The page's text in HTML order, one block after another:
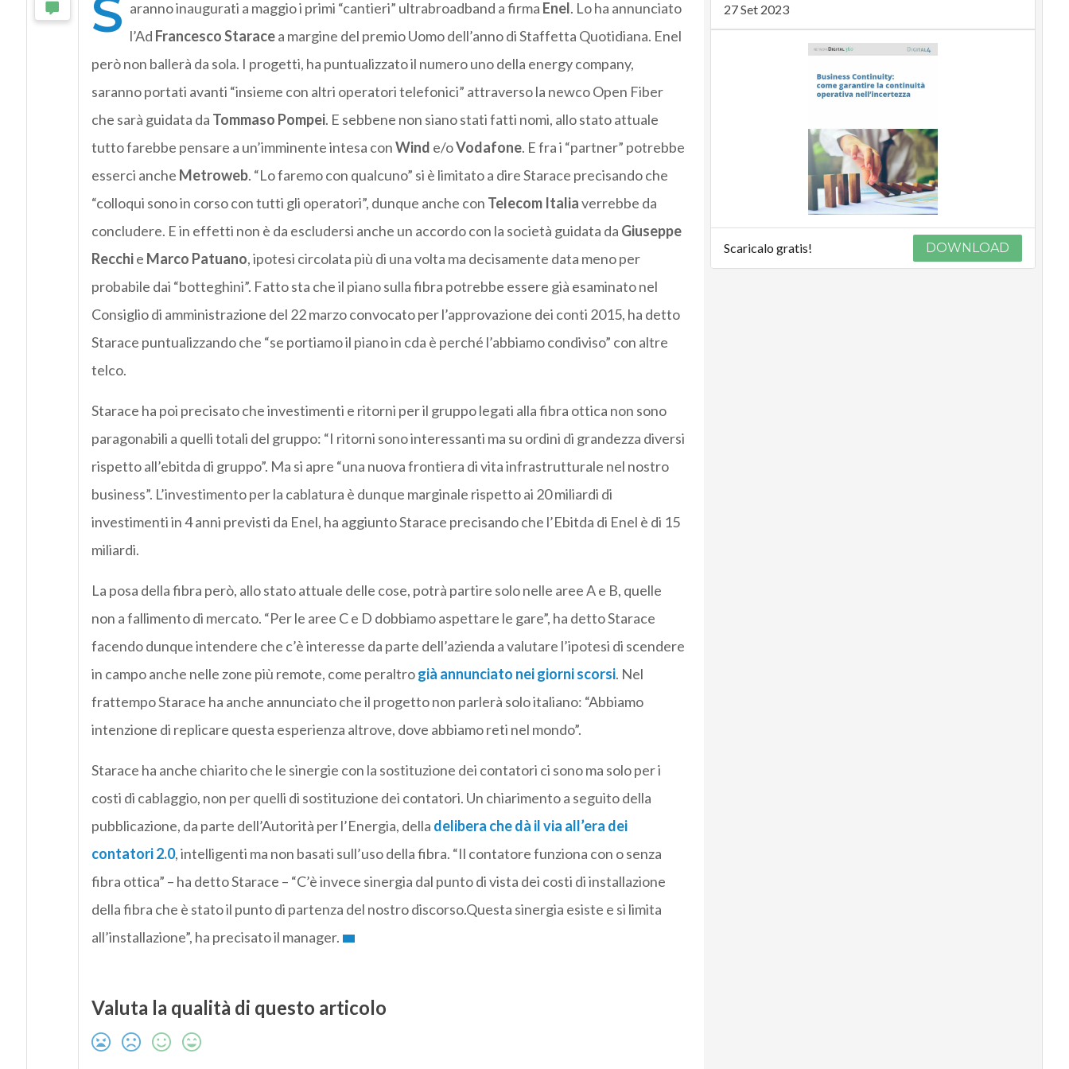
S aranno inaugurati a maggio i primi “cantieri” ultrabroadband a firma Enel. Lo ha annunciato
l’Ad Francesco Staracea margine del premio Uomo dell’anno di Staffetta Quotidiana. Enel
però non ballerà da sola. I progetti, ha puntualizzato il numero uno della energy company,
saranno portati avanti “insieme con altri operatori telefonici” attraverso la newco Open Fiber
che sarà guidata da Tommaso Pompei. E sebbene non siano stati fatti nomi, allo stato attuale
tutto farebbe pensare a un’imminente intesa conWind e/oVodafone. E fra i “partner” potrebbe
esserci anche Metroweb. “Lo faremo con qualcuno” si è limitato a dire Starace precisando che
“colloqui sono in corso con tutti gli operatori”, dunque anche con Telecom Italiaverrebbe da
concludere. E in effetti non è da escludersi anche un accordo con la società guidata da Giuseppe
Recchie Marco Patuano, ipotesi circolata più di una volta ma decisamente data meno per
probabile dai “botteghini”. Fatto sta che il piano sulla fibra potrebbe essere già esaminato nel
Consiglio di amministrazione del 22 marzo convocato per l’approvazione dei conti 2015, ha detto
Starace puntualizzando che “se portiamo il piano in cda è perché l’abbiamo condiviso” con altre
telco.
Starace ha poi precisato che investimenti e ritorni per il gruppo legati alla fibra ottica non sono
paragonabili a quelli totali del gruppo: “I ritorni sono interessanti ma su ordini di grandezza diversi
rispetto all’ebitda di gruppo”. Ma si apre “una nuova frontiera di vita infrastrutturale nel nostro
business”. L’investimento per la cablatura è dunque marginale rispetto ai 20 miliardi di
investimenti in 4 anni previsti da Enel, ha aggiunto Starace precisando che l’Ebitda di Enel è di 15
miliardi.
La posa della fibra però, allo stato attuale delle cose, potrà partire solo nelle aree A e B, quelle
non a fallimento di mercato. “Per le aree C e D dobbiamo aspettare le gare”, ha detto Starace
facendo dunque intendere che c’è interesse da parte dell’azienda a valutare l’ipotesi di scendere
in campo anche nelle zone più remote, come peraltrogià annunciato nei giorni scorsi. Nel
frattempo Starace ha anche annunciato che il progetto non parlerà solo italiano: “Abbiamo
intenzione di replicare questa esperienza altrove, dove abbiamo reti nel mondo”.
Starace ha anche chiarito che le sinergie con la sostituzione dei contatori ci sono ma solo per i
costi di cablaggio, non per quelli di sostituzione dei contatori. Un chiarimento a seguito della
pubblicazione, da parte dell’Autorità per l’Energia, della delibera che dà il via all’era dei
contatori 2.0, intelligenti ma non basati sull’uso della fibra. “Il contatore funziona con o senza
fibra ottica” – ha detto Starace – “C’è invece sinergia dal punto di vista dei costi di installazione
della fibra che è stato il punto di partenza del nostro discorso.Questa sinergia esiste e si limita
all’installazione”, ha precisato il manager.
Valuta la qualità di questo articolo
27 Set 2023
Scaricalo gratis! DOWNLOAD